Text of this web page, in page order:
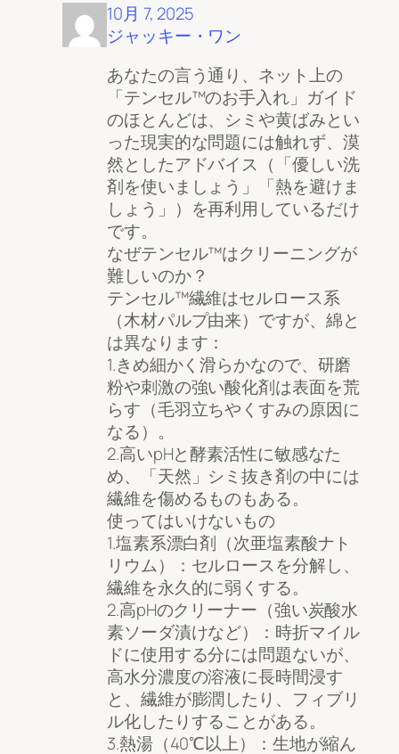
10月 7, 2025
ジャッキー・ワン
あなたの言う通り、ネット上の
「テンセル™のお手入れ」ガイド
のほとんどは、シミや黄ばみとい
った現実的な問題には触れず、漠
然としたアドバイス（「優しい洗
剤を使いましょう」「熱を避けま
しょう」）を再利用しているだけ
です。
なぜテンセル™はクリーニングが
難しいのか？
テンセル™繊維はセルロース系
（木材パルプ由来）ですが、綿と
は異なります：
1.きめ細かく滑らかなので、研磨
粉や刺激の強い酸化剤は表面を荒
らす（毛羽立ちやくすみの原因に
なる）。
2.高いpHと酵素活性に敏感なた
め、「天然」シミ抜き剤の中には
繊維を傷めるものもある。
使ってはいけないもの
1.塩素系漂白剤（次亜塩素酸ナト
リウム）：セルロースを分解し、
繊維を永久的に弱くする。
2.高pHのクリーナー（強い炭酸水
素ソーダ漬けなど）：時折マイル
ドに使用する分には問題ないが、
高水分濃度の溶液に長時間浸す
と、繊維が膨潤したり、フィブリ
ル化したりすることがある。
3.熱湯（40℃以上）：生地が縮ん